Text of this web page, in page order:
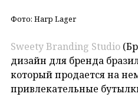
Фото: Harp Lager
Sweety Branding Studio
дизайн для бренда
который продается на
привлекательные